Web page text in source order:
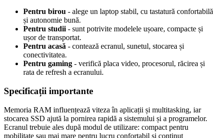
Pentru birou - alege un laptop stabil, cu tastatură confortabilă
și autonomie bună.
Pentru studii - sunt potrivite modelele ușoare, compacte și
ușor de transportat.
Pentru acasă - contează ecranul, sunetul, stocarea și
conectivitatea.
Pentru gaming - verifică placa video, procesorul, răcirea și
rata de refresh a ecranului.
Specificații importante
Memoria RAM influențează viteza în aplicații și multitasking, iar
stocarea SSD ajută la pornirea rapidă a sistemului și a programelor.
Ecranul trebuie ales după modul de utilizare: compact pentru
mobilitate sau mai mare pentru lucru confortabil și conținut